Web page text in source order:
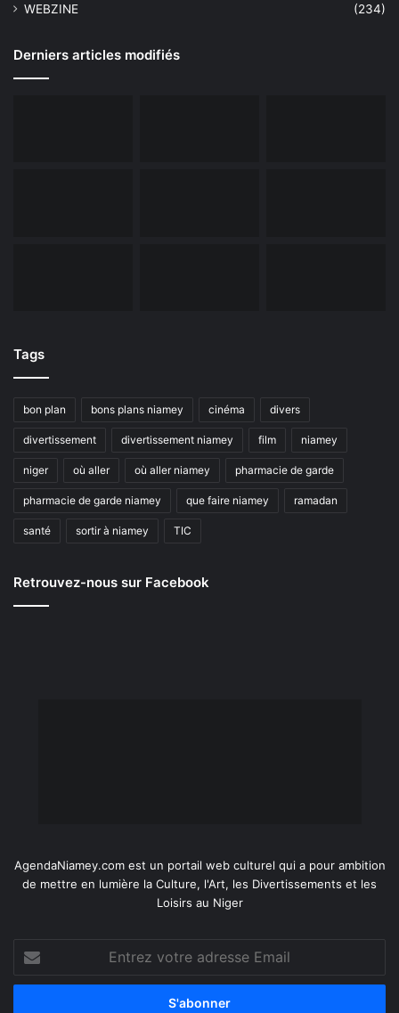
WEBZINE
(234)
Derniers articles modifiés
Tags
bon plan bons plans niamey cinéma divers
divertissement divertissement niamey film niamey
niger où aller où aller niamey pharmacie de garde
pharmacie de garde niamey que faire niamey ramadan
santé sortir à niamey TIC
Retrouvez-nous sur Facebook
AgendaNiamey.com est un portail web culturel qui a pour ambition
de mettre en lumière la Culture, l'Art, les Divertissements et les
Loisirs au Niger
Entrez
votre
adresse